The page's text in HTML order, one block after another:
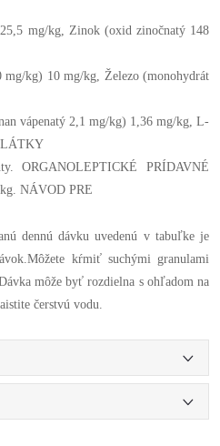
mg/kg, Zinok (oxid zinočnatý 148
mg/kg) 10 mg/kg, Železo (monohydrát
vápenatý 2,1 mg/kg) 1,36 mg/kg, L-
LÁTKY
ORGANOLEPTICKÉ PRÍDAVNÉ
NÁVOD PRE
dennú dávku uvedenú v tabuľke je
kŕmiť suchými granulami
môže byť rozdielna s ohľadom na
čerstvú vodu.